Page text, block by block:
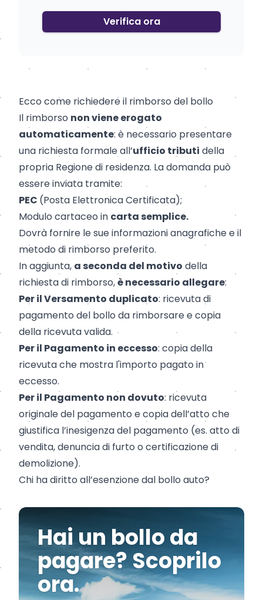
Verifica ora
Ecco come richiedere il rimborso del bollo
Il rimborso non viene erogato
automaticamente: è necessario presentare
una richiesta formale all’ufficio tributi della
propria Regione di residenza. La domanda può
essere inviata tramite:
PEC (Posta Elettronica Certificata);
Modulo cartaceo in carta semplice.
Dovrà fornire le sue informazioni anagrafiche e il
metodo di rimborso preferito.
In aggiunta, a seconda del motivo della
richiesta di rimborso,è necessario allegare:
Per il Versamento duplicato: ricevuta di
pagamento del bollo da rimborsare e copia
della ricevuta valida.
Per il Pagamento in eccesso: copia della
ricevuta che mostra l'importo pagato in
eccesso.
Per il Pagamento non dovuto: ricevuta
originale del pagamento e copia dell’atto che
giustifica l’inesigenza del pagamento (es. atto di
vendita, denuncia di furto o certificazione di
demolizione).
Chi ha diritto all’esenzione dal bollo auto?
Hai un bollo da
pagare? Scoprilo
ora.